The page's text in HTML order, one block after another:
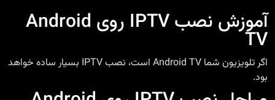
آموزش نصب IPTV روی Android
TV
اگر تلویزیون شما Android TV است، نصب IPTV بسیار ساده خواهد
بود.